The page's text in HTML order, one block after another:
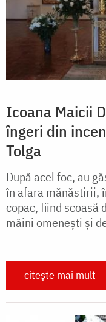
Icoana Maicii
îngeri din
Tolga
După acel foc, au
în afara mănăstirii,
copac, fiind scoasă
mâini omeneşti şi
citește mai mult